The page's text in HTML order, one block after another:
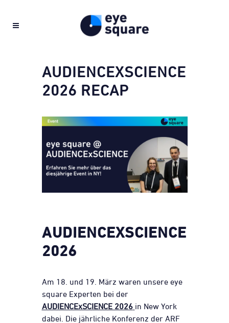
AUDIENCEXSCIENCE
2026 RECAP
AUDIENCEXSCIENCE
2026
Am 18. und 19. März waren unsere eye
square Experten bei der
AUDIENCExSCIENCE 2026 in New York
dabei. Die jährliche Konferenz der ARF